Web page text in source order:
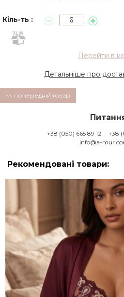
Кіль-ть :
Перейти в
Детальніше про
<< попередній товар
+38 (050) 665 89 12
+38
info@a-
Рекомендовані товари: